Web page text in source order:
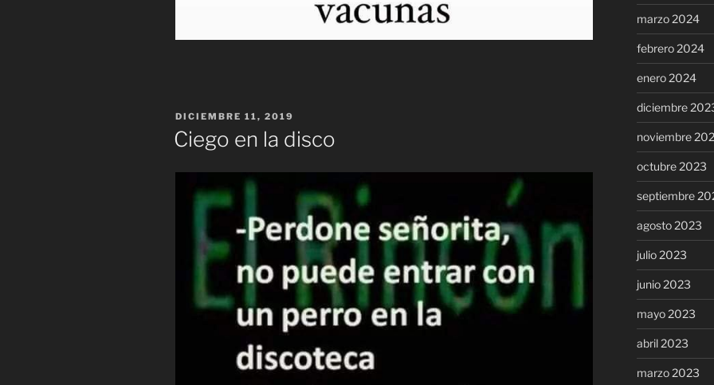
PUBLICADO
EL
DICIEMBRE 11, 2019
Ciego en la disco
marzo 2024
febrero 2024
enero 2024
diciembre
noviembre
octubre 2023
septiembre
agosto 2023
julio 2023
junio 2023
mayo 2023
abril 2023
marzo 2023